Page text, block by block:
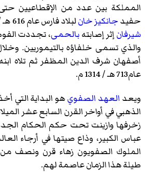
المملكة بين عدد من الإقطاعيين
حفيدجانكيز خانلبلاد فارس عام 616 هـ / 1230 م. وبعد وفاته في
شيرفانإثر إصابتهبالحمى، تجددت
والذي تسمى خلفاؤه بالتيموريين.
أصفهان شرف الدين المظفر ثم تلاه
عام713 هـ / 1314 م.
ويعد العهد الصفويهو البداية التي
الذهبي في أواخر القرن السابع عشر
زخرفها وازينت تحت حكم الحكام
عباس الكبير، وذاع صيتها في أرجاء
الملوك الصفويون زهاء قرن ونصف من
طيلة هذا الزمان عاصمة لهم.